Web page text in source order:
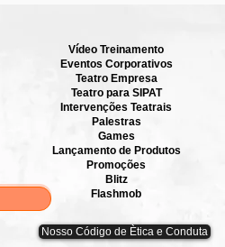
Vídeo Treinamento
Eventos Corporativos
​Teatro Empresa
Teatro para SIPAT
Intervenções Teatrais
Palestras
Games
Lançamento de Produtos
Promoções
Blitz
Flashmob
Nosso Código de Ètica e Conduta